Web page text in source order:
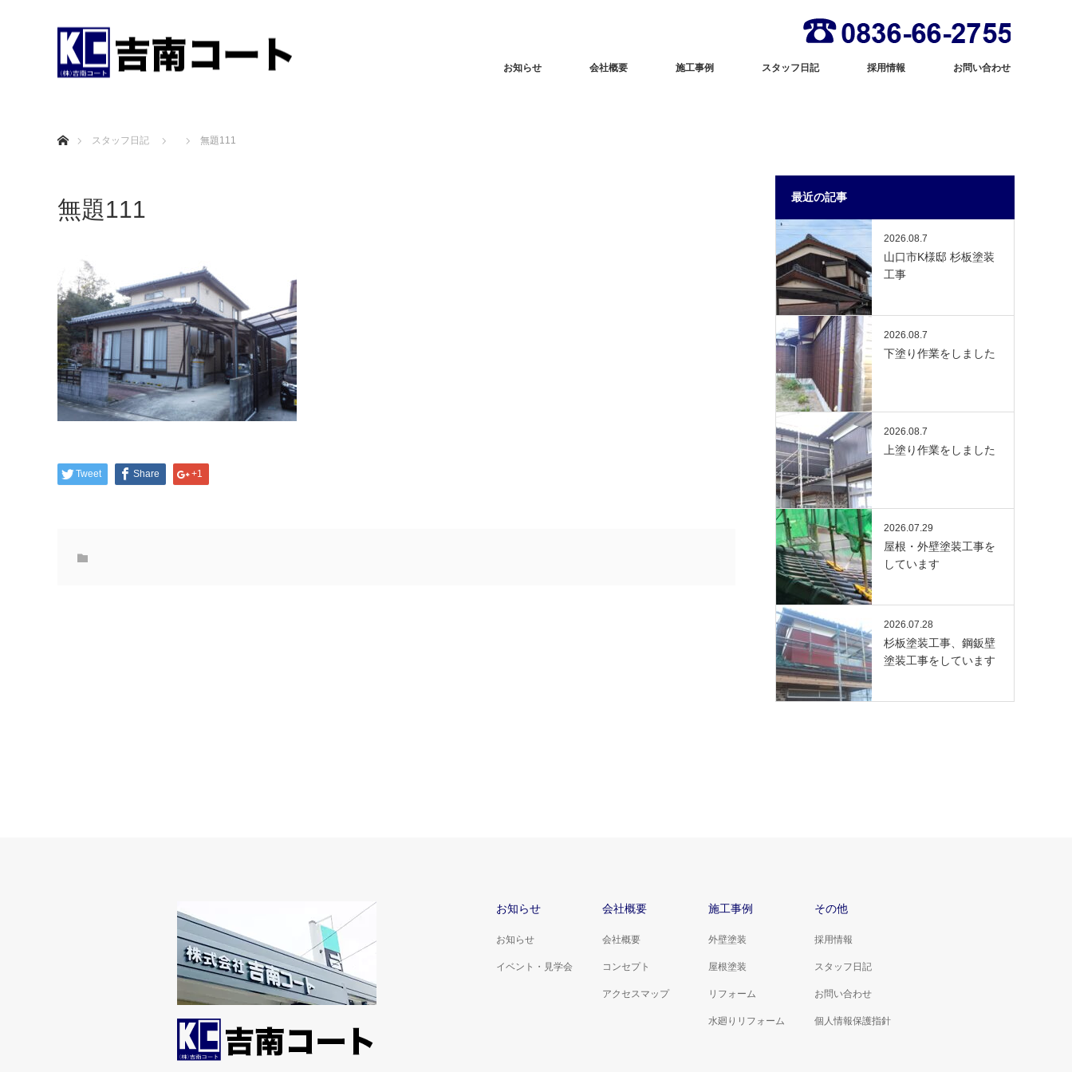
お知らせ 会社概要 施工事例 スタッフ日記 採用情報 お問い合わせ
スタッフ日記
無題111
無題111
Tweet Share +1
最近の記事
2026.08.7
山口市K様邸 杉板塗装
工事
2026.08.7
下塗り作業をしました
2026.08.7
上塗り作業をしました
2026.07.29
屋根・外壁塗装工事を
しています
2026.07.28
杉板塗装工事、鋼鈑壁
塗装工事をしています
お知らせ
お知らせ
イベント・見学会
会社概要
会社概要
コンセプト
アクセスマップ
施工事例
外壁塗装
屋根塗装
リフォーム
水廻りリフォーム
その他
採用情報
スタッフ日記
お問い合わせ
個人情報保護指針